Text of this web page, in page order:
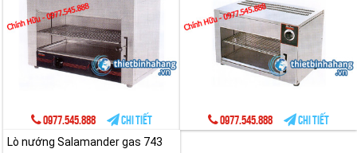
0977.545.888 Chi tiết 0977.545.888
Chi tiết
Lò nướng Salamander gas 743